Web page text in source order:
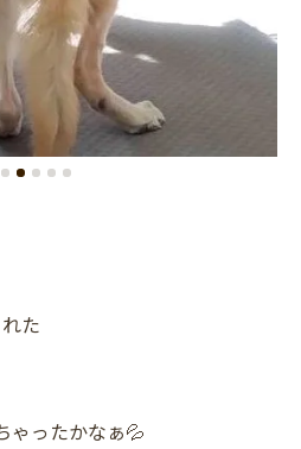
た
ゃったかなぁ💦